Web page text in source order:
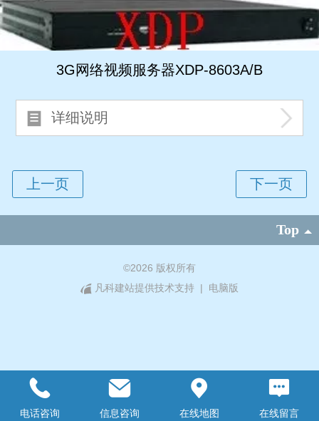
3G网络视频服务器XDP-8603A/B
详细说明
Top
©2026 版权所有
凡科建站提供技术支持
| 电脑版
电话咨询 信息咨询 在线地图 在线留言